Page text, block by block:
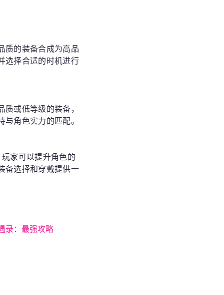
质的装备合成为高品
选择合适的时机进行
或低等级的装备，
角色实力的匹配。
家可以提升角色的
备选择和穿戴提供一
录：最强攻略